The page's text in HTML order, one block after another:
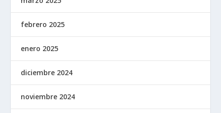
febrero 2025
enero 2025
diciembre 2024
noviembre 2024